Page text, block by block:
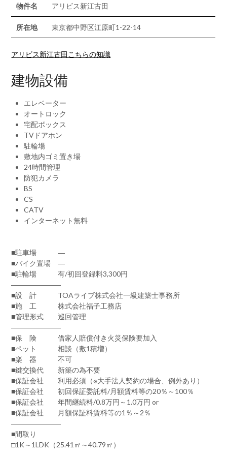
物件名 アリビス新江古田
所在地 東京都中野区江原町1-22-14
アリビス新江古田こちらの知識
建物設備
エレベーター
オートロック
宅配ボックス
TVドアホン
駐輪場
敷地内ゴミ置き場
24時間管理
防犯カメラ
BS
CS
CATV
インターネット無料
■駐車場 ―
■バイク置場 ―
■駐輪場 有/初回登録料3,300円
―――――――
■設 計 TOAライブ株式会社一級建築士事務所
■施 工 株式会社福子工務店
■管理形式 巡回管理
―――――――
■保 険 借家人賠償付き火災保険要加入
■ペット 相談（敷1積増）
■楽 器 不可
■鍵交換代 新築の為不要
■保証会社 利用必須（※大手法人契約の場合、例外あり）
■保証会社 初回保証委託料/月額賃料等の20％～100％
■保証会社 年間継続料/0.8万円～1.0万円 or
■保証会社 月額保証料賃料等の1％～2％
―――――――
■間取り
□1K～1LDK（25.41㎡～40.79㎡）